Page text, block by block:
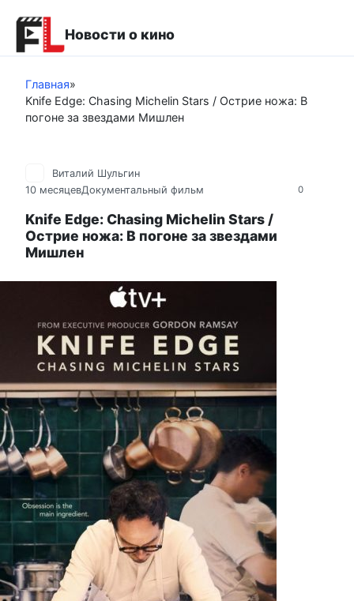
контенту
Новости о кино
Главная»
Knife Edge: Chasing Michelin Stars / Острие ножа: В
погоне за звездами Мишлен
0
Виталий Шульгин
10 месяцевДокументальный фильм
Knife Edge: Chasing Michelin Stars /
Острие ножа: В погоне за звездами
Мишлен